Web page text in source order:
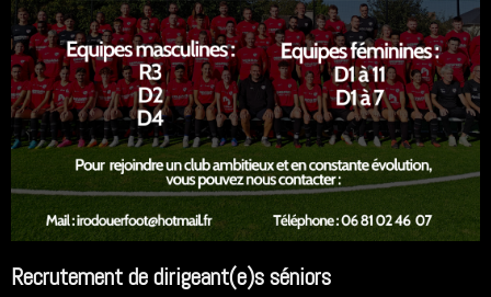
Recrutement de dirigeant(e)s séniors